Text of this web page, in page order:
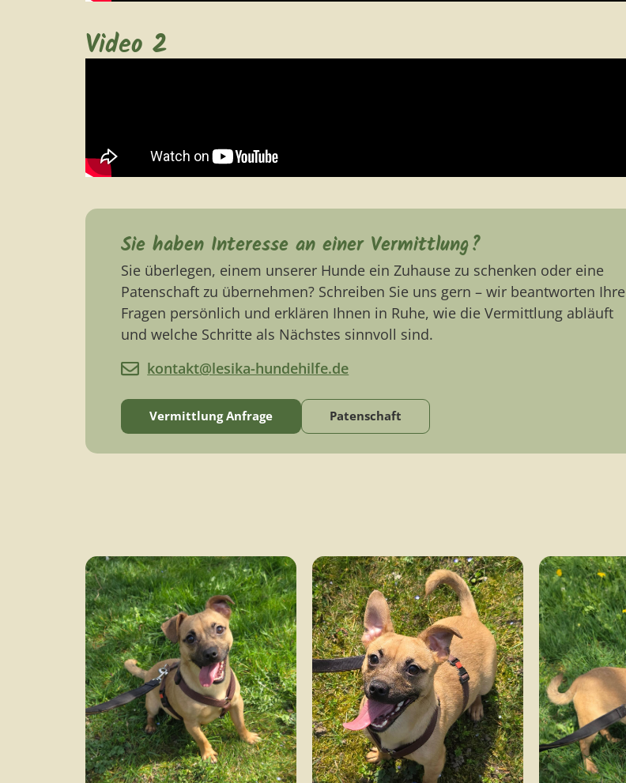
Video 2
Sie haben Interesse an einer Vermittlung?
Sie überlegen, einem unserer Hunde ein Zuhause zu schenken oder eine
Patenschaft zu übernehmen? Schreiben Sie uns gern – wir beantworten Ihre
Fragen persönlich und erklären Ihnen in Ruhe, wie die Vermittlung abläuft
und welche Schritte als Nächstes sinnvoll sind.
kontakt@lesika-hundehilfe.de
Vermittlung Anfrage Patenschaft